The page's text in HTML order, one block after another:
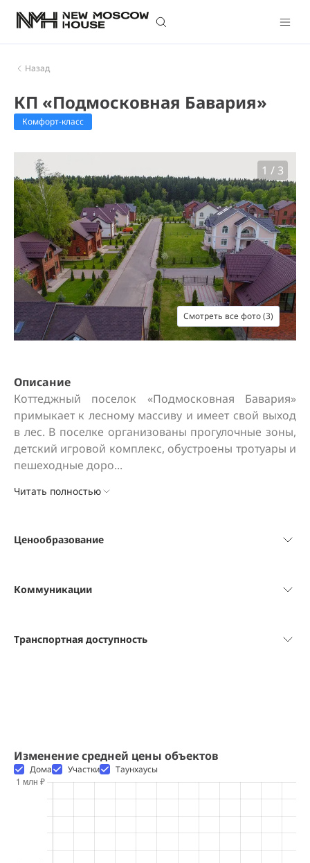
Назад
КП «Подмосковная Бавария»
Комфорт-класс
1 / 3
Смотреть все фото (3)
Описание
Коттеджный поселок «Подмосковная Бавария»
примыкает к лесному массиву и имеет свой выход
в лес. В поселке организованы прогулочные зоны,
детский игровой комплекс, обустроены тротуары и
пешеходные доро...
Читать полностью
Ценообразование
Коммуникации
Транспортная доступность
Изменение средней цены объектов
Дома Участки Таунхаусы